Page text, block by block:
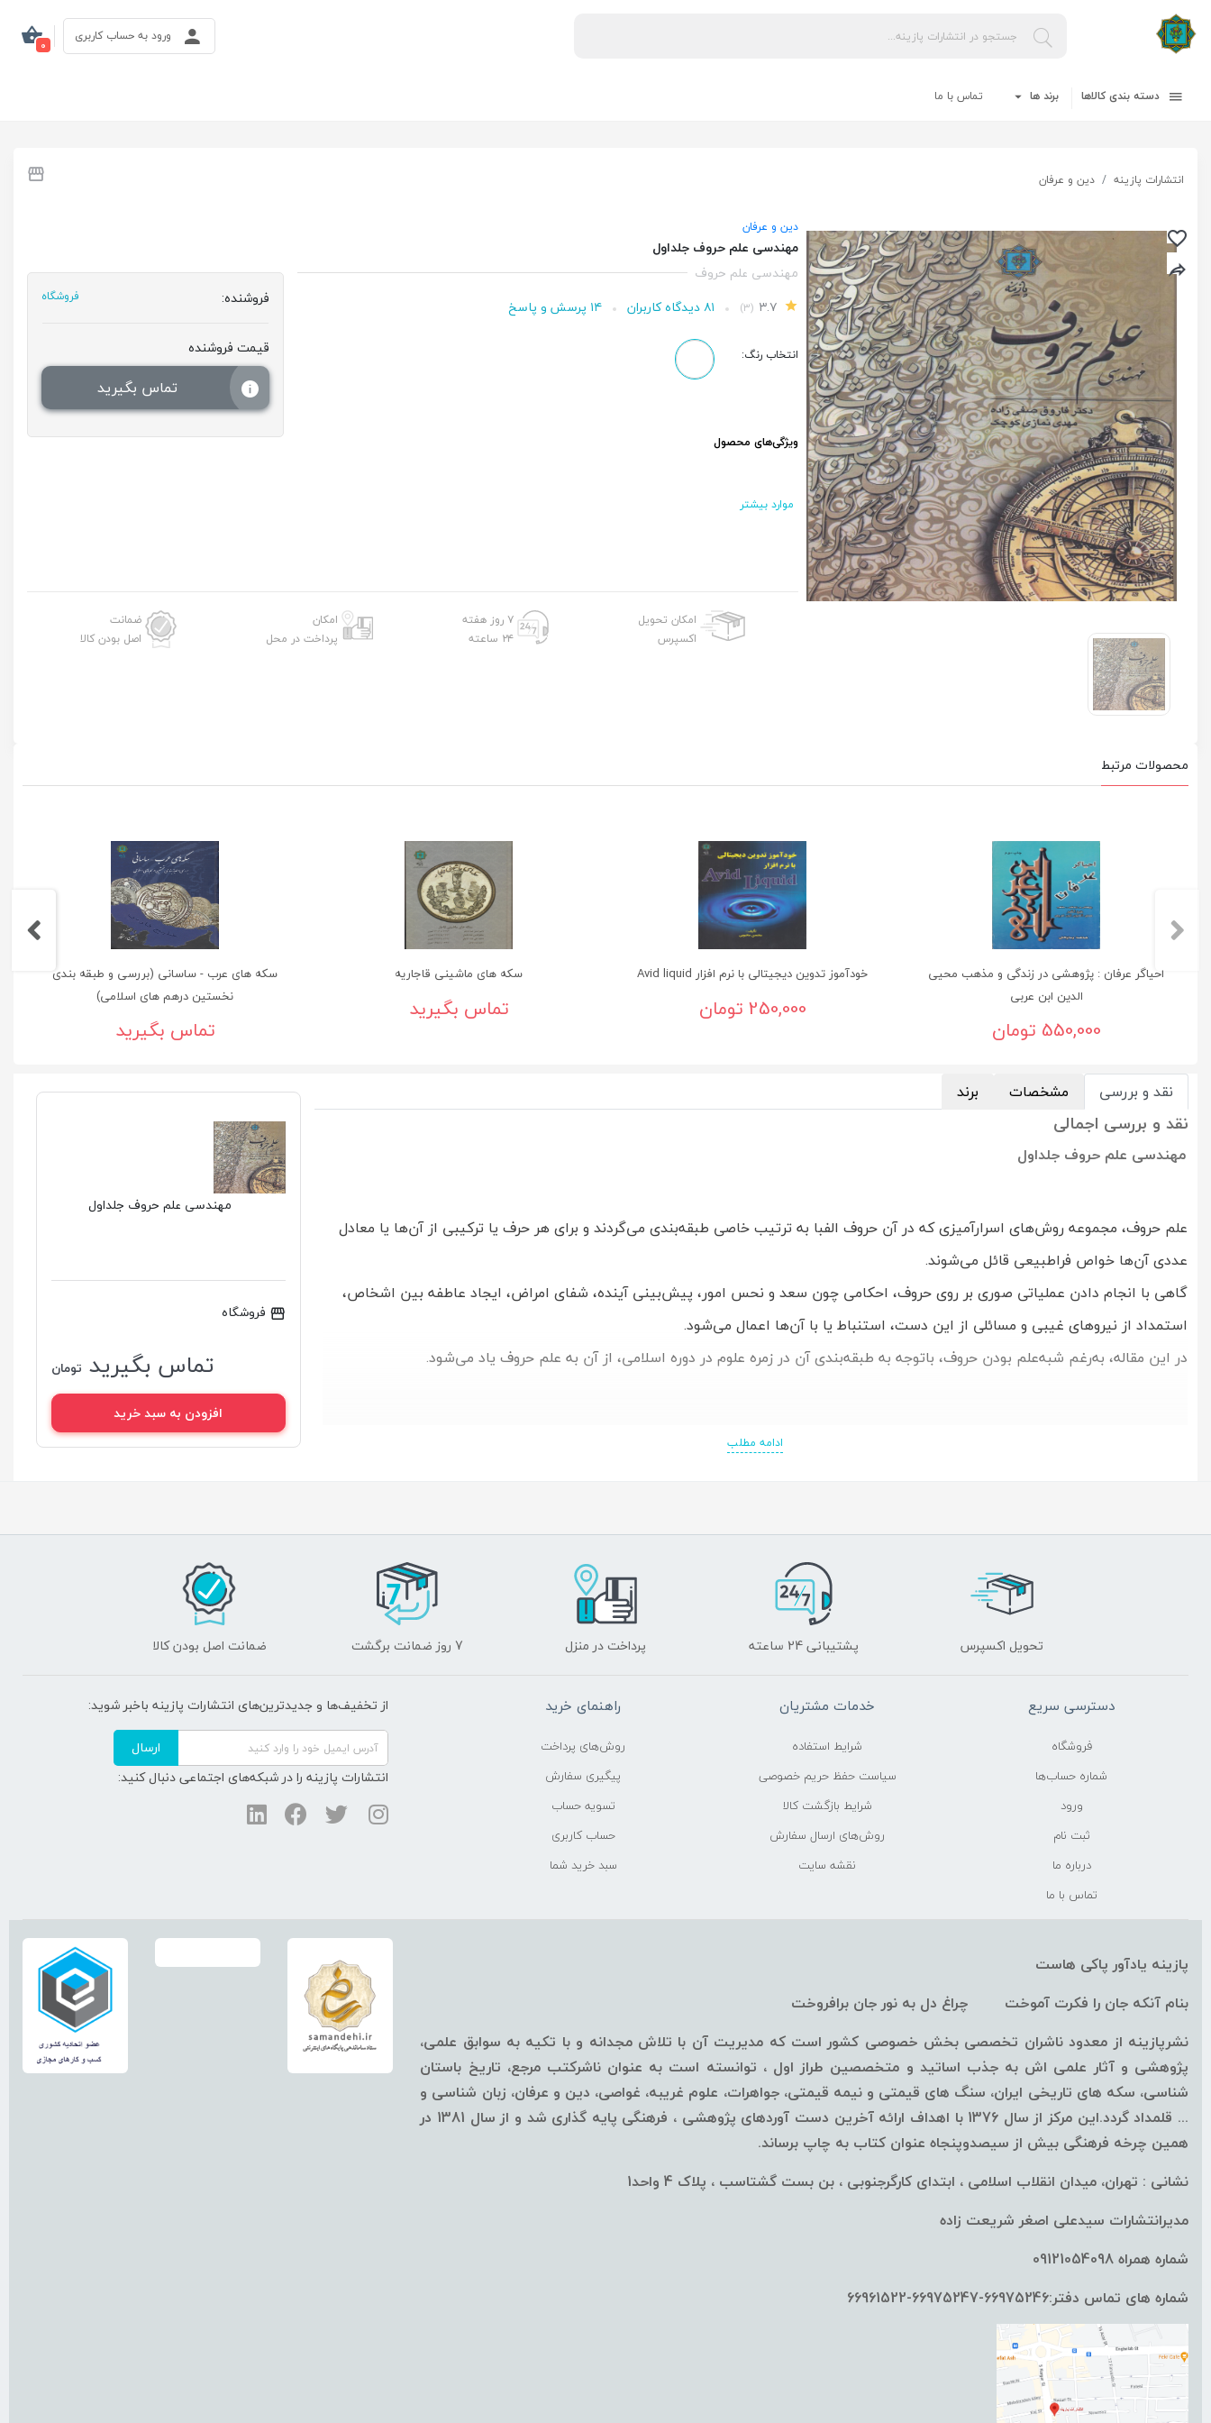
0
ورود به حساب کاربری
دسته بندی کالاها برند ها تماس با ما
انتشارات پازینه دین و عرفان
دین و عرفان
مهندسی علم حروف جلداول
مهندسی علم حروف
(۳) ۸۱ دیدگاه کاربران ۱۴ پرسش و پاسخ
انتخاب رنگ:
ویژگی‌های محصول
موارد بیشتر
فروشنده: فروشگاه
قیمت فروشنده
تماس بگیرید
امکان تحویل
اکسپرس
۷ روز هفته
۲۴ ساعته
امکان
پرداخت در محل
ضمانت
اصل بودن کالا
محصولات مرتبط
احیاگر عرفان : پژوهشی در زندگی و مذهب محیی
الدین ابن عربی
550,000 تومان
خودآموز تدوین دیجیتالی با نرم افزار Avid liquid
250,000 تومان
سکه های ماشینی قاجاریه
تماس بگیرید
سکه های عرب - ساسانی (بررسی و طبقه بندی
نخستین درهم های اسلامی)
تماس بگیرید
نقد و بررسی مشخصات برند
نقد و بررسی اجمالی
مهندسی علم حروف جلداول
علم حروف، مجموعه روش‌های اسرارآمیزی که در آن حروف الفبا به ترتیب خاصی طبقه‌بندی می‌گردند و برای هر حرف یا ترکیبی از آن‌ها یا معادل
عددی آن‌ها خواص فراطبیعی قائل می‌شوند.
گاهی با انجام دادن عملیاتی صوری بر روی حروف، احکامی چون سعد و نحس امور، پیش‌بینی آینده، شفای امراض، ایجاد عاطفه بین اشخاص،
استمداد از نیروهای غیبی و مسائلی از این دست، استنباط یا با آن‌ها اعمال می‌شود.
در این مقاله، به‌رغم شبه‌علم بودن حروف، باتوجه به طبقه‌بندی آن در زمره علوم در دوره اسلامی، از آن به علم حروف یاد می‌شود.
ادامه مطلب
مهندسی علم حروف جلداول
فروشگاه
تماس بگیرید تومان
افزودن به سبد خرید
تحویل اکسپرس پشتیبانی 24 ساعته پرداخت در منزل 7 روز ضمانت برگشت ضمانت اصل بودن کالا
دسترسی سریع
فروشگاه
شماره حساب‌ها
ورود
ثبت نام
درباره ما
تماس با ما
خدمات مشتریان
شرایط استفاده
سیاست حفظ حریم خصوصی
شرایط بازگشت کالا
روش‌های ارسال سفارش
نقشه سایت
راهنمای خرید
روش‌های پرداخت
پیگیری سفارش
تسویه حساب
حساب کاربری
سبد خرید شما
از تخفیف‌ها و جدیدترین‌های انتشارات پازینه باخبر شوید:
ارسال
انتشارات پازینه را در شبکه‌های اجتماعی دنبال کنید:
پازینه یادآور پاکی هاست
بنام آنکه جان را فکرت آموخت چراغ دل به نور جان برافروخت
نشرپازینه از معدود ناشران تخصصی بخش خصوصی کشور است که مدیریت آن با تلاش مجدانه و با تکیه به سوابق علمی،
پژوهشی و آثار علمی اش به جذب اساتید و متخصصین طراز اول ، توانسته است به عنوان ناشرکتب مرجع، تاریخ باستان
شناسی، سکه های تاریخی ایران، سنگ های قیمتی و نیمه قیمتی، جواهرات، علوم غریبه، غواصی، دین و عرفان، زبان شناسی و
... قلمداد گردد.این مرکز از سال 1376 با اهداف ارائه آخرین دست آوردهای پژوهشی ، فرهنگی پایه گذاری شد و از سال 1381 در
همین چرخه فرهنگی بیش از سیصدوپنجاه عنوان کتاب به چاپ برساند.
نشانی : تهران، میدان انقلاب اسلامی ، ابتدای کارگرجنوبی ، بن بست گشتاسب ، پلاک 4 واحد1
مدیرانتشارات سیدعلی اصغر شریعت زاده
شماره همراه 09121054098
شماره های تماس دفتر:66975246-66975247-66961522